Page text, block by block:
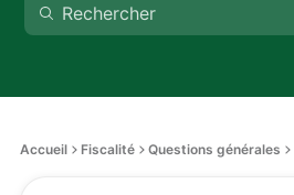
Accueil Fiscalité Questions générales